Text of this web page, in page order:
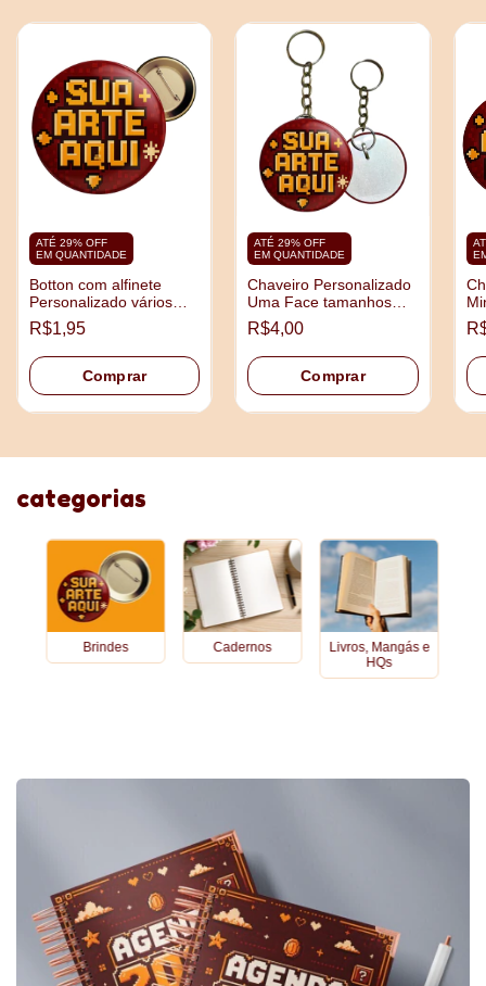
ATÉ 29% OFF
EM QUANTIDADE
Botton com alfinete
Personalizado vários
tamanhos
R$1,95
Comprar
ATÉ 29% OFF
EM QUANTIDADE
Chaveiro Personalizado
Uma Face tamanhos
3,5cm e 4,5cm
R$4,00
Comprar
categorias
Brindes Cadernos
Livros, Mangás e
HQs